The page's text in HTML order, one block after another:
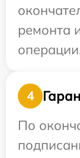
ремонта
4
По